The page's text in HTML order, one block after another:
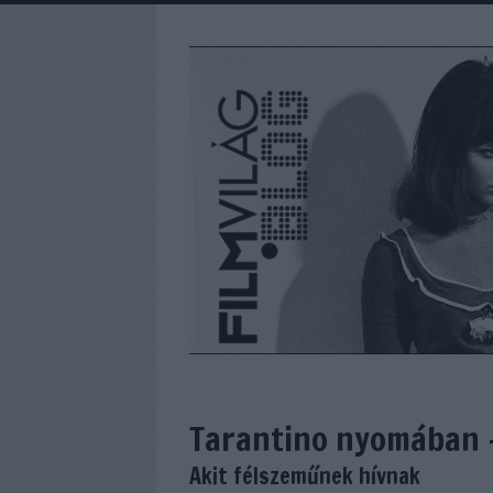
Tarantino nyomában
Akit félszeműnek hívnak